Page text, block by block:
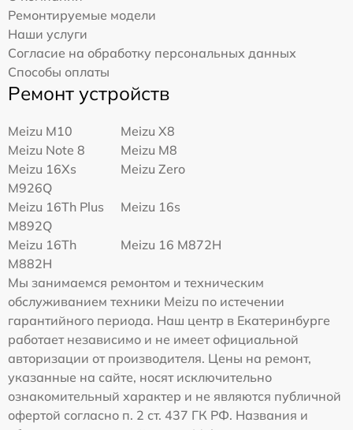
Ремонтируемые модели
Наши услуги
Согласие на обработку персональных данных
Способы оплаты
Ремонт устройств
Meizu M10
Meizu X8
Meizu Note 8
Meizu M8
Meizu 16Xs
M926Q
Meizu Zero
Meizu 16Th Plus
M892Q
Meizu 16s
Meizu 16Th
M882H
Meizu 16 M872H
Мы занимаемся ремонтом и техническим
обслуживанием техники Meizu по истечении
гарантийного периода. Наш центр в Екатеринбурге
работает независимо и не имеет официальной
авторизации от производителя. Цены на ремонт,
указанные на сайте, носят исключительно
ознакомительный характер и не являются публичной
офертой согласно п. 2 ст. 437 ГК РФ. Названия и